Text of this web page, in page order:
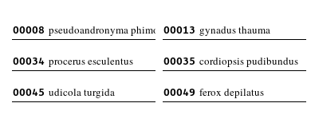
00008 pseudoandronyma phimosus00013 gynadus thauma
00034 procerus esculentus 00035 cordiopsis pudibundus
00045 udicola turgida 00049 ferox depilatus